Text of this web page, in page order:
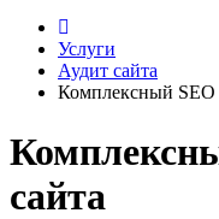
Услуги
Аудит сайта
Комплексный SEO
сайта